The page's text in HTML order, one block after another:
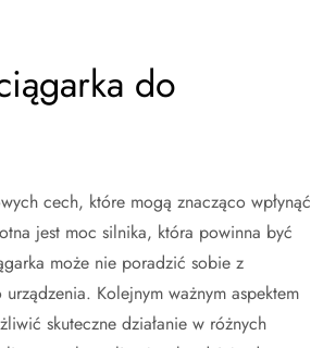
do
cech, które mogą znacząco wpłynąć
jest moc silnika, która powinna być
może nie poradzić sobie z
Kolejnym ważnym aspektem
skuteczne działanie w różnych